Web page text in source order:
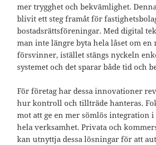
mer trygghet och bekvämlighet.
blivit ett steg framåt för
bostadsrättsföreningar. Med digital
man inte längre byta hela låset om en
försvinner, istället stängs nyckeln
systemet och det sparar både tid och
För företag har dessa innovationer
hur kontroll och tillträde hanteras.
mot att ge en mer sömlös integration i
hela verksamhet. Privata och
kan utnyttja dessa lösningar för att